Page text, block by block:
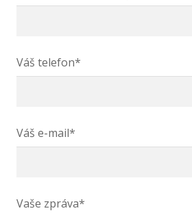
Váš telefon*
Váš e-mail*
Vaše zpráva*